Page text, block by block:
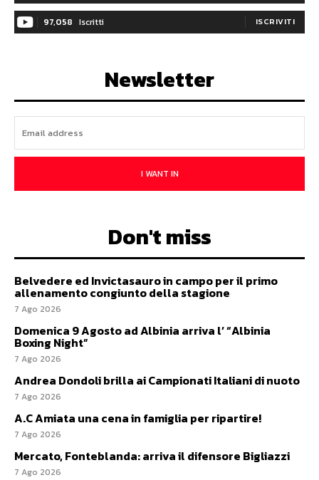
97,058 Iscritti ISCRIVITI
Newsletter
I WANT IN
Don't miss
Belvedere ed Invictasauro in campo per il primo
allenamento congiunto della stagione
7 Ago 2026
Domenica 9 Agosto ad Albinia arriva l’ “Albinia
Boxing Night”
7 Ago 2026
Andrea Dondoli brilla ai Campionati Italiani di nuoto
7 Ago 2026
A.C Amiata una cena in famiglia per ripartire!
7 Ago 2026
Mercato, Fonteblanda: arriva il difensore Bigliazzi
7 Ago 2026